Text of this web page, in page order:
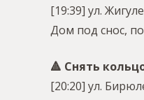
[19:39] ул.
Дом под снос,
🔺 Снять
[20:20] ул.